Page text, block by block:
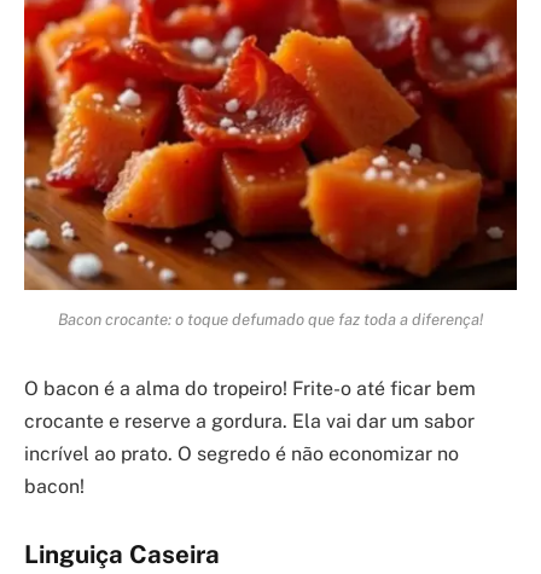
Bacon crocante: o toque defumado que faz toda a diferença!
O bacon é a alma do tropeiro! Frite-o até ficar bem
crocante e reserve a gordura. Ela vai dar um sabor
incrível ao prato. O segredo é não economizar no
bacon!
Linguiça Caseira